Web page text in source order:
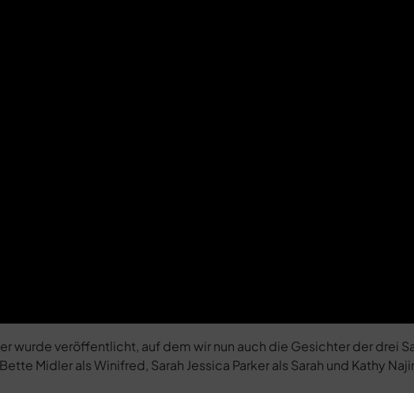
wurde veröffentlicht, auf dem wir nun auch die Gesichter der drei
Midler als Winifred, Sarah Jessica Parker als Sarah und Kathy